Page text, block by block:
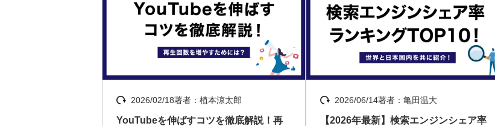
ミッション・ビジョン・バリュー
代表メッセージ（岩野圭佑）
取締役メッセージ（株本祐己）
業務委託
認定パートナー
2026/02/18著者：植本涼太郎
YouTubeを伸ばすコツを徹底解説！再
2026/06/14著者：亀田温大
【2026年最新】検索エンジンシェア率